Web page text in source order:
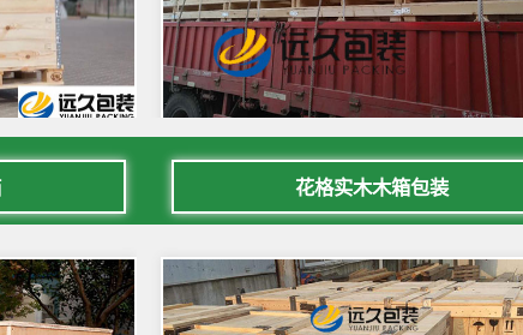
花格实木木箱包装